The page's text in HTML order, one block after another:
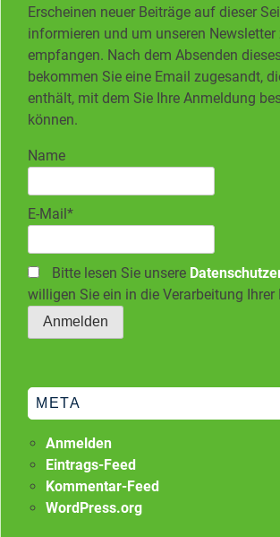
Erscheinen neuer Beiträge auf dieser
informieren und um unseren Newsletter
empfangen. Nach dem Absenden
bekommen Sie eine Email zugesandt,
enthält, mit dem Sie Ihre Anmeldung
können.
Name
E-Mail*
Bitte lesen Sie unsere
willigen Sie ein in die Verarbeitung Ihrer
META
Anmelden
Eintrags-Feed
Kommentar-Feed
WordPress.org